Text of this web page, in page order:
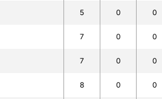
5 0 0
7 0 0
7 0 0
8 0 0